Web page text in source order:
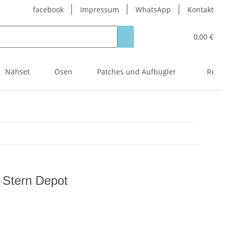
facebook Impressum WhatsApp Kontakt
0,00 €
Nähset Ösen Patches und Aufbügler
Depot